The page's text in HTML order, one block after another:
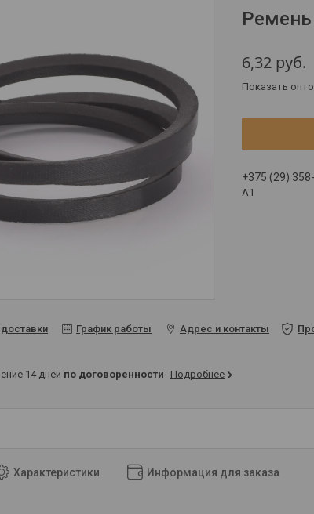
6,32 руб.
Показать
+375 (29)
A1
График работы Адрес и контакты
14 дней по договоренности Подробнее
Характеристики Информация для заказа